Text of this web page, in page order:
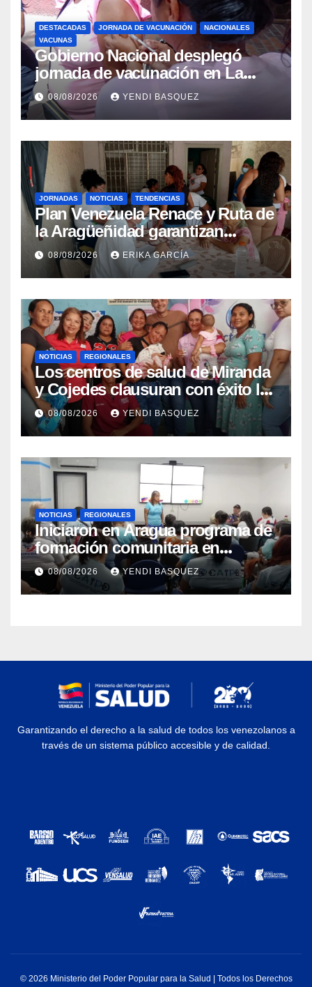
DESTACADAS JORNADA DE VACUNACIÓN
NACIONALES
VACUNAS
Gobierno Nacional desplegó
jornada de vacunación en La
Guaira para garantizar protección
epidemiológica
08/08/2026 YENDI BASQUEZ
JORNADAS NOTICIAS TENDENCIAS
Plan Venezuela Renace y Ruta de
la Aragüeñidad garantizan
atención médica integral en
Aragua
08/08/2026 ERIKA GARCÍA
NOTICIAS REGIONALES
Los centros de salud de Miranda
y Cojedes clausuran con éxito la
Semana Mundial de la Lactancia
Materna
08/08/2026 YENDI BASQUEZ
NOTICIAS REGIONALES
Iniciaron en Aragua programa de
formación comunitaria en
atención a personas con
discapacidad
08/08/2026 YENDI BASQUEZ
Garantizando el derecho a la salud de todos los venezolanos a
través de un sistema público accesible y de calidad.
© 2026 Ministerio del Poder Popular para la Salud | Todos los Derechos